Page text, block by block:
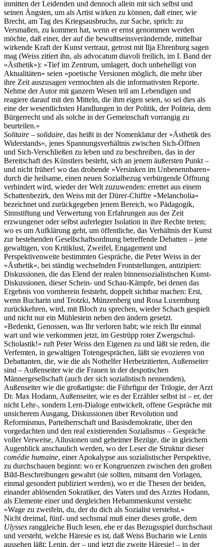
inmitten der Leidenden und dennoch allein mit sich selbst und
seinen Ängsten, um als Artist wirken zu können, daß einer, wie
Brecht, am Tag des Kriegsausbruchs, zur Sache, sprich: zu
Versmaßen, zu kommen hat, wenn er ernst genommen werden
möchte, daß einer, der auf die bewußtseinsverändernde, mittelbar
wirkende Kraft der Kunst vertraut, getrost mit Ilja Ehrenburg sagen
mag (Weiss zitiert ihn, als advocatum diavoli freilich, im I. Band der
»Ästhetik«): »Tief im Zentrum, umlagert, doch unbehelligt von
Aktualitäten« seien »poetische Versionen möglich, die mehr über
ihre Zeit auszusagen vermochten als die informativsten Reporte.
Nehme der Autor mit ganzem Wesen teil am Lebendigen und
reagiere darauf mit den Mitteln, die ihm eigen seien, so sei dies als
eine der wesentlichsten Handlungen in der Politik, der Politeia, dem
Bürgerrecht und als solche in der Gemeinschaft vorrangig zu
beurteilen.«
Solitaire – solidaire, das heißt in der Nomenklatur der »Ästhetik des
Widerstands«, jenes Spannungsverhältnis zwischen Sich-Öffnen
und Sich-Verschließen zu leben und zu beschreiben, das in der
Bereitschaft des Künstlers besteht, sich an jenem äußersten Punkt –
und nicht früher! wo das drohende »Versinken im Unbenennbaren«
durch die heilsame, einen neuen Sozialbezug verbürgende Öffnung
verhindert wird, wieder der Welt zuzuwenden: errettet aus einem
Schattenbezirk, den Weiss mit der Dürer-Chiffre »Melancholia«
bezeichnet und zurückgegeben jenem Bereich, wo Pädagogik,
Sinnstiftung und Verwertung von Erfahrungen aus der Zeit
erzwungener oder selbst auferlegter Isolation in ihre Rechte treten;
wo es um Aufklärung geht, um öffentliche, das Verhältnis der Kunst
zur bestehenden Gesellschaftsordnung betreffende Debatten – jene
gewaltigen, von Kritiklust, Zweifel, Engagement und
Perspektivenweite bestimmten Gespräche, die Peter Weiss in der
»Ästhetik«, bei ständig wechselnden Frontstellungen, antizipiert:
Diskussionen, die das Elend der realen binnensozialistischen Kunst-
Diskussionen, dieser Schein- und Schau-Kämpfe, bei denen das
Ergebnis von vornherein feststeht, doppelt sichtbar machen: Erst,
wenn Bucharin und Trotzki, Münzenberg und Rosa Luxemburg
zurückkehren, wird, mit Bloch zu sprechen, wieder Schach gespielt
und nicht nur ein Mühlestein neben den ändern gesetzt.
»Bedenkt, Genossen, was Ihr verloren habt; wie reich Ihr einmal
wart und wie verkommen jetzt, im Gestrüpp roter Zwergschul-
Scholastik!« ruft Peter Weiss den Eigenen zu und läßt sie reden, die
Verfemten, in gewaltigen Totengesprächen, läßt sie evozieren von
Debattanten, die, wie die als Nothelfer Herbeizitierten, Außenseiter
sind – Außenseiter wie die Frauen in der despotischen
Männergesellschaft (auch der sich sozialistisch nennenden),
Außenseiter wie die großartigste: die Führfigur der Trilogie, der Arzt
Dr. Max Hodann, Außenseiter, wie es der Erzähler selbst ist – er, der
nicht Lehr-, sondern Lern-Dialoge entwickelt, offene Gespräche mit
unsicherem Ausgang, Diskussionen über Revolution und
Reformismus, Parteiherrschaft und Basisdemokratie, über den
vorgedachten und den real existierenden Sozialismus – Gespräche
voller Verweise, Allusionen und geheimer Bezüge, die in gleichem
Augenblick anschaulich werden, wo der Leser die Struktur dieser
comédie humaine, einer Apokalypse aus sozialistischer Perspektive,
zu durchschauen beginnt: wo er Kongruenzen zwischen den großen
Bild-Beschreibungen gewahrt (sie sollten, mitsamt den Vorlagen,
einmal gesondert publiziert werden), wo er die Thesen der beiden,
einander ablösenden Sokratiker, des Vaters und des Arztes Hodann,
als Elemente einer und dergleichen Hebammenkunst versteht:
»Wage zu zweifeln, du, der du dich als Sozialist verstehst.«
Nicht dreimal, fünf- und sechsmal muß einer dieses große, dem
Ulysses ranggleiche Buch lesen, ehe er das Bezugsspiel durchschaut
und versteht, welche Häresie es ist, daß Weiss Bucharin wie Lenin
aussehen läßt: Lenin, der – und jetzt die zweite Häresie! – in der